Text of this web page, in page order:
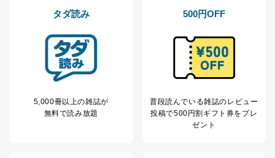
タダ読み
5,000冊以上の雑誌が
無料で読み放題
500円OFF
普段読んでいる雑誌のレビュー
投稿で500円割ギフト券をプレ
ゼント